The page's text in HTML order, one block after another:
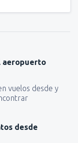
aeropuerto
vuelos desde y
desde